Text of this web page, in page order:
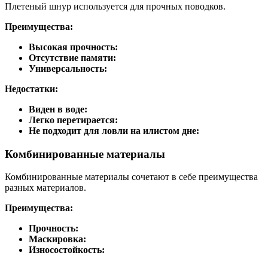
Плетеный шнур используется для прочных поводков.
Преимущества:
Высокая прочность:
Отсутствие памяти:
Универсальность:
Недостатки:
Виден в воде:
Легко перетирается:
Не подходит для ловли на илистом дне:
Комбинированные материалы
Комбинированные материалы сочетают в себе преимущества
разных материалов.
Преимущества:
Прочность:
Маскировка:
Износостойкость: